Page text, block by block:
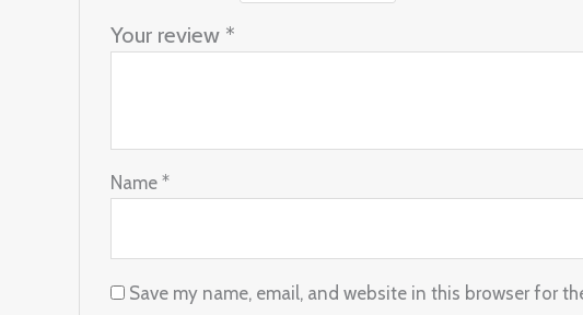
Your review *
Name*
Save my name, email, and website in this browser for